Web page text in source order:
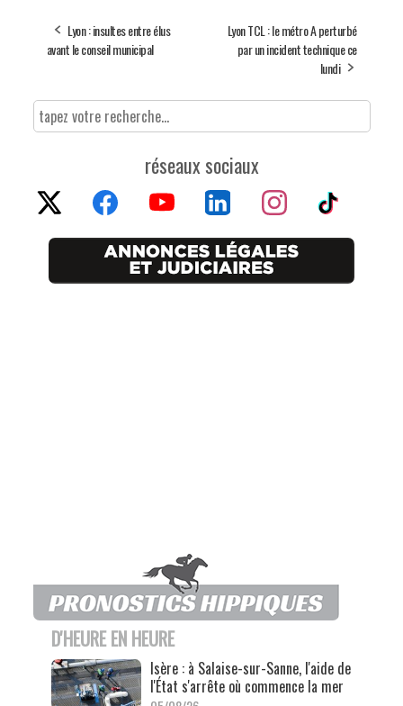
Lyon : insultes entre élus
avant le conseil municipal
Lyon TCL : le métro A perturbé
par un incident technique ce
lundi
réseaux sociaux
D'HEURE EN HEURE
Isère : à Salaise-sur-Sanne, l'aide de
l'État s'arrête où commence la mer